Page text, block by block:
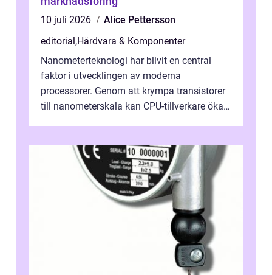
10 juli 2026
Alice Pettersson
editorial,Hårdvara & Komponenter
Nanometerteknologi har blivit en central
faktor i utvecklingen av moderna
processorer. Genom att krympa transistorer
till nanometerskala kan CPU-tillverkare öka